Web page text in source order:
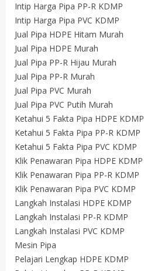
Intip Harga Pipa PP-R KDMP
Intip Harga Pipa PVC KDMP
Jual Pipa HDPE Hitam Murah
Jual Pipa HDPE Murah
Jual Pipa PP-R Hijau Murah
Jual Pipa PP-R Murah
Jual Pipa PVC Murah
Jual Pipa PVC Putih Murah
Ketahui 5 Fakta Pipa HDPE KDMP
Ketahui 5 Fakta Pipa PP-R KDMP
Ketahui 5 Fakta Pipa PVC KDMP
Klik Penawaran Pipa HDPE KDMP
Klik Penawaran Pipa PP-R KDMP
Klik Penawaran Pipa PVC KDMP
Langkah Instalasi HDPE KDMP
Langkah Instalasi PP-R KDMP
Langkah Instalasi PVC KDMP
Mesin Pipa
Pelajari Lengkap HDPE KDMP